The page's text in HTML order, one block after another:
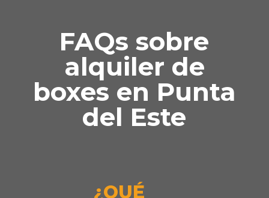
FAQs sobre
alquiler de
boxes en Punta
del Este
¿QUÉ